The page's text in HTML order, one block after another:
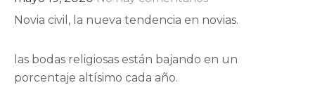
Novia civil, la nueva tendencia en novias.
las bodas religiosas están bajando en un
porcentaje altísimo cada año.